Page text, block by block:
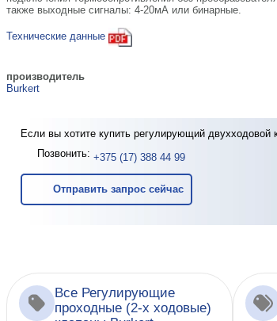
также выходные сигналы: 4-20мА или бинарные.
Технические данные
производитель
Burkert
Если вы хотите купить регулирующий
Позвонить: +375 (17) 388 44 99
Отправить запрос сейчас
Все Регулирующие
проходные (2-х ходовые)